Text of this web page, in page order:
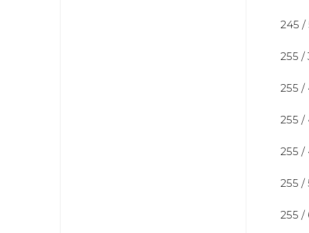
245 /
255 /
255 /
255 /
255 /
255 /
255 /